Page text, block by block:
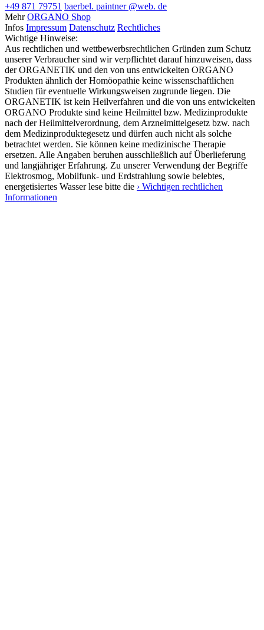
+49 871 79751 baerbel. paintner @web. de
Mehr ORGANO Shop
Infos Impressum Datenschutz Rechtliches
Wichtige Hinweise:
Aus rechtlichen und wettbewerbsrechtlichen Gründen zum Schutz
unserer Verbraucher sind wir verpflichtet darauf hinzuweisen, dass
der ORGANETIK und den von uns entwickelten ORGANO
Produkten ähnlich der Homöopathie keine wissenschaftlichen
Studien für eventuelle Wirkungsweisen zugrunde liegen. Die
ORGANETIK ist kein Heilverfahren und die von uns entwickelten
ORGANO Produkte sind keine Heilmittel bzw. Medizinprodukte
nach der Heilmittelverordnung, dem Arzneimittelgesetz bzw. nach
dem Medizinproduktegesetz und dürfen auch nicht als solche
betrachtet werden. Sie können keine medizinische Therapie
ersetzen. Alle Angaben beruhen ausschließlich auf Überlieferung
und langjähriger Erfahrung. Zu unserer Verwendung der Begriffe
Elektrosmog, Mobilfunk- und Erdstrahlung sowie belebtes,
energetisiertes Wasser lese bitte die › Wichtigen rechtlichen
Informationen